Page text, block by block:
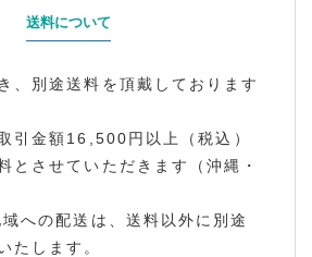
送料について
、別途送料を頂戴しております
引金額16,500円以上（税込）
とさせていただきます（沖縄・
への配送は、送料以外に別途
たします。